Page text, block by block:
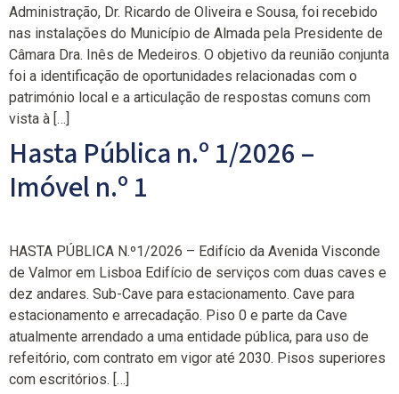
Administração, Dr. Ricardo de Oliveira e Sousa, foi recebido
nas instalações do Município de Almada pela Presidente de
Câmara Dra. Inês de Medeiros. O objetivo da reunião conjunta
foi a identificação de oportunidades relacionadas com o
património local e a articulação de respostas comuns com
vista à […]
Hasta Pública n.º 1/2026 –
Imóvel n.º 1
HASTA PÚBLICA N.º1/2026 – Edifício da Avenida Visconde
de Valmor em Lisboa Edifício de serviços com duas caves e
dez andares. Sub-Cave para estacionamento. Cave para
estacionamento e arrecadação. Piso 0 e parte da Cave
atualmente arrendado a uma entidade pública, para uso de
refeitório, com contrato em vigor até 2030. Pisos superiores
com escritórios. […]